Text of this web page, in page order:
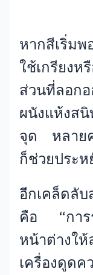
หากสีเริ่ม
ใช้เกรียงห
ส่วนที่ลอก
ผนังแห้งส
จุด หลายค
ก็ช่วยประห
อีกเคล็ดลั
คือ “การ
หน้าต่างใ
เครื่องดู